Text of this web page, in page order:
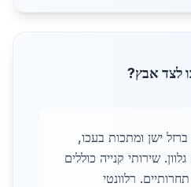
לצד אבץ?
ישן ומתכות בעכו,
שירותי קנייה כוללים
רלוונטי